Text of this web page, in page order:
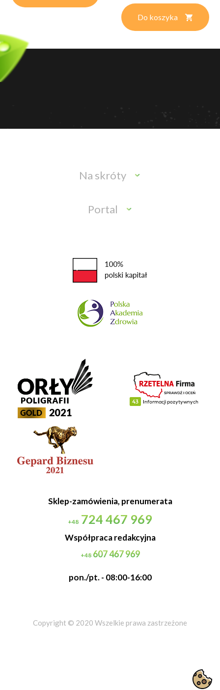
Do koszyka
Na skróty
Portal
Sklep-zamówienia, prenumerata
+48 724 467 969
Współpraca redakcyjna
+48607 467 969
pon./pt. - 08:00-16:00
Copyright © 2020 Wszelkie prawa zastrzeżone